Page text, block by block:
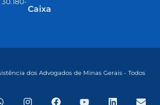
Caixa
dos Advogados de Minas Gerais - Todos